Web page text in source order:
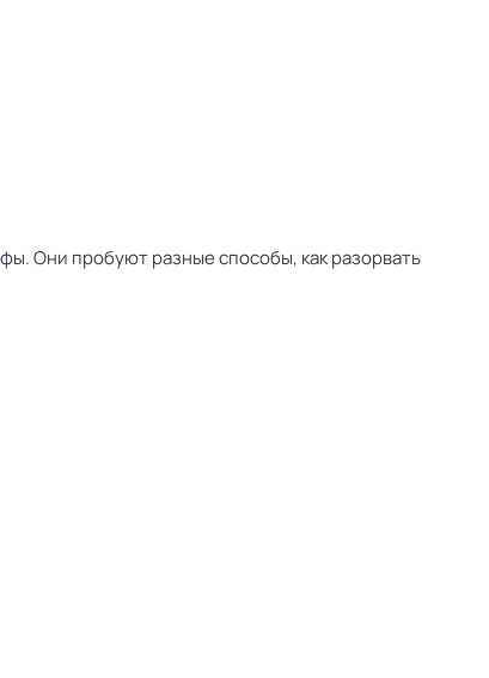
Они пробуют разные способы, как разорвать